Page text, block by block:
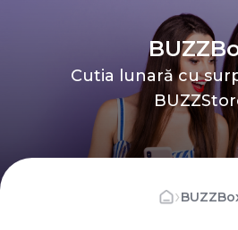
Cutia lunară cu
›